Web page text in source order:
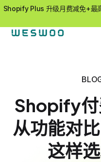
Shopify Plus 升级月费减免+最
Shopify付
从功能对
这样